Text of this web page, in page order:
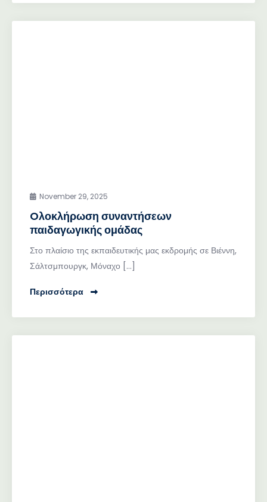
November 29, 2025
Oλοκλήρωση συναντήσεων
παιδαγωγικής ομάδας
Στο πλαίσιο της εκπαιδευτικής μας εκδρομής σε Βιέννη,
Σάλτσμπουργκ, Μόναχο […]
Περισσότερα